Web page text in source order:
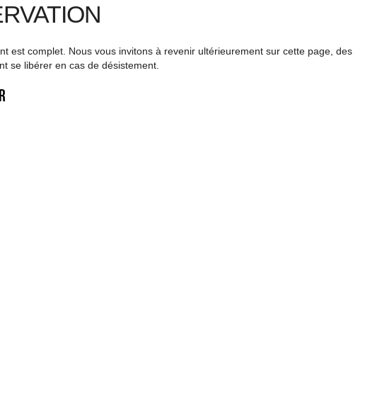
est complet. Nous vous invitons à revenir ultérieurement sur cette page, des
se libérer en cas de désistement.